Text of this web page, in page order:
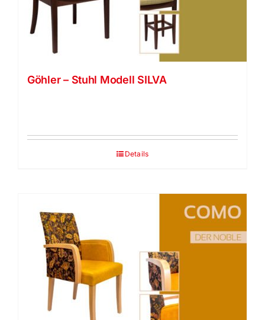
Vela Trippel Stuhl
himolla Relaxsessel
JOKA
Göhler – Stuhl Modell SILVA
Details